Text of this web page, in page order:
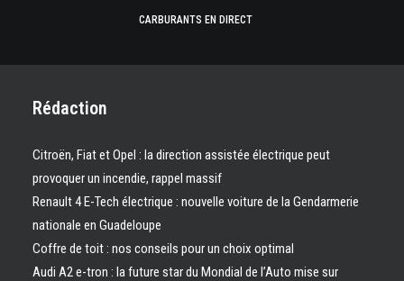
CARBURANTS EN DIRECT
Rédaction
Citroën, Fiat et Opel : la direction assistée électrique peut
provoquer un incendie, rappel massif
Renault 4 E-Tech électrique : nouvelle voiture de la Gendarmerie
nationale en Guadeloupe
Coffre de toit : nos conseils pour un choix optimal
Audi A2 e-tron : la future star du Mondial de l’Auto mise sur